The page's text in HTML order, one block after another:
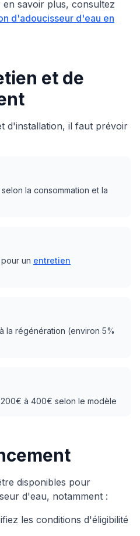
savoir plus, consultez
d'adoucisseur d'eau en
et de
d'installation, il faut prévoir
la consommation et la
un entretien
la régénération (environ 5%
à 400€ selon le modèle
disponibles pour
d'eau, notamment :
les conditions d'éligibilité